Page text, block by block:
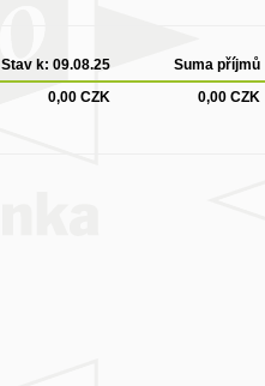
Stav k: 09.08.25
Suma příjmů
0,00 CZK 0,00 CZK